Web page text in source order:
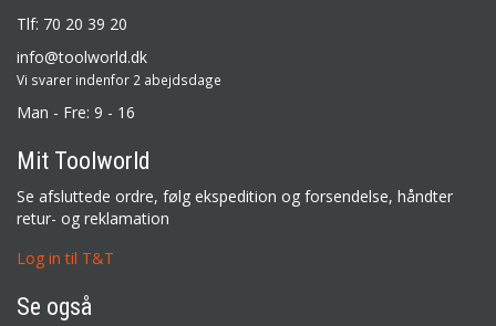
Tlf: 70 20 39 20
info@toolworld.dk
Vi svarer indenfor 2 abejdsdage
Man - Fre: 9 - 16
Mit Toolworld
Se afsluttede ordre, følg ekspedition og forsendelse, håndter
retur- og reklamation
Log in til T&T
Se også